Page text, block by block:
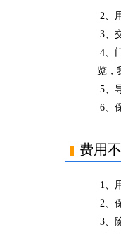
2、
3、
4、
览，
5、
6、
费用
1、
2、
3、